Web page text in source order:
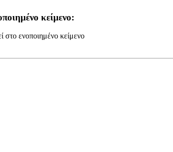
κείμενο:
στο ενοποιημένο κείμενο